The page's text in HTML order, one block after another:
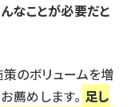
なことが必要だと
策のボリュームを増
薦めします。 足し